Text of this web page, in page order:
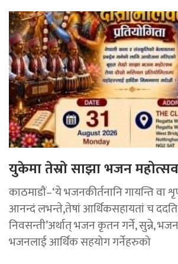
युकेमा तेस्रो साझा भजन
काठमाडौं–‘ये भजनकीर्तनानि गायन्ति वा
आनन्दं लभन्ते,तेषां आर्थिकसहायतां च
निवसन्ती’अर्थात् भजन कृतन गर्ने, सुन्ने,
भजनलाई आर्थिक सहयोग गर्नेहरुको